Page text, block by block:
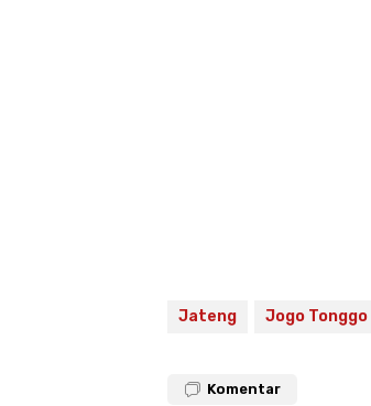
Jateng Jogo Tonggo
Komentar